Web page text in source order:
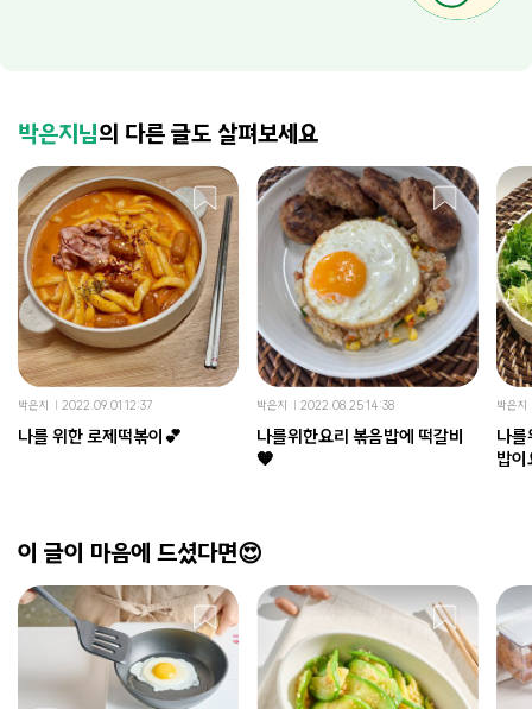
박은지님의 다른 글도 살펴보세요
박은지 2022.09.01 12:37
나를 위한 로제떡볶이💕
박은지 2022.08.25 14:38
나를위한요리 볶음밥에 떡갈비
🧡
박은지
나
밥
이 글이 마음에 드셨다면😍